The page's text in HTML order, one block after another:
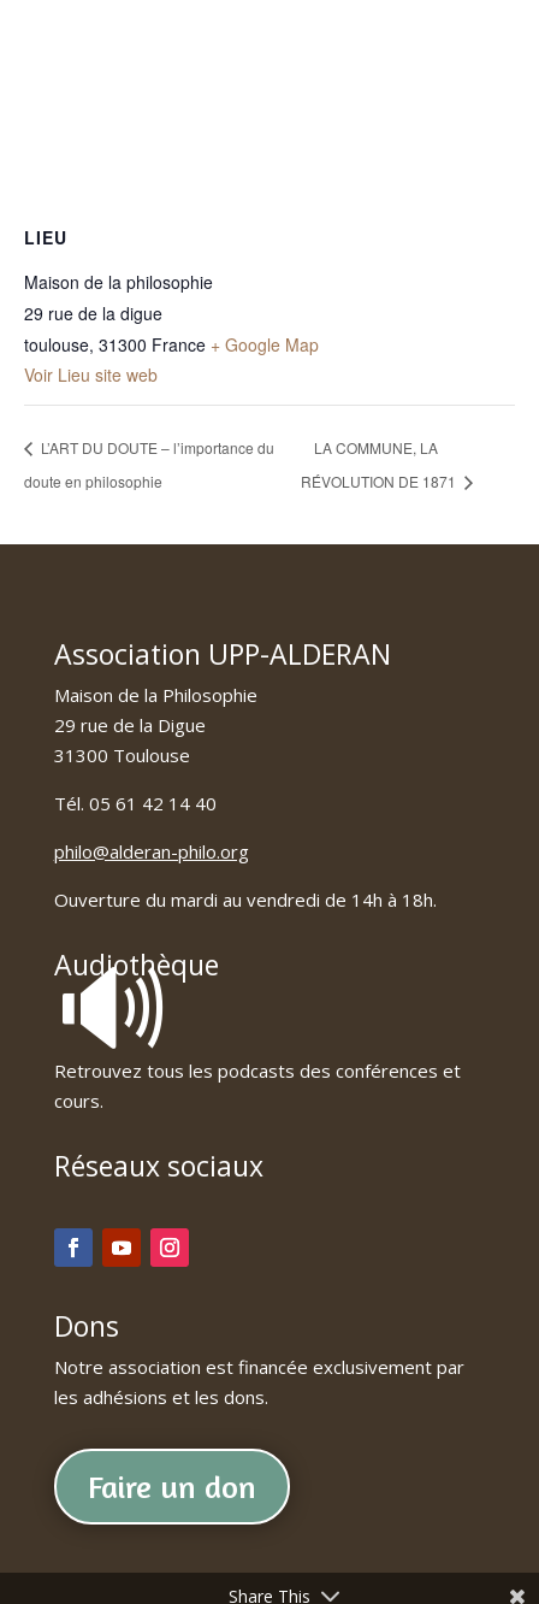
LIEU
Maison de la philosophie
29 rue de la digue
toulouse, 31300 France + Google Map
Voir Lieu site web
L’ART DU DOUTE – l’importance du
doute en philosophie
LA COMMUNE, LA
RÉVOLUTION DE 1871
Association UPP-ALDERAN
Maison de la Philosophie
29 rue de la Digue
31300 Toulouse
Tél. 05 61 42 14 40
philo@alderan-philo.org
Ouverture du mardi au vendredi de 14h à 18h.
Audiothèque
🔊
Retrouvez tous les podcasts des conférences et
cours.
Réseaux sociaux
Dons
Notre association est financée exclusivement par
les adhésions et les dons.
Faire un don
Share This